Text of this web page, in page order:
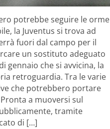
potrebbe seguire le orme
la Juventus si trova ad
fuori dal campo per il
un sostituto adeguato
gennaio che si avvicina, la
retroguardia. Tra le varie
che potrebbero portare
a muoversi sul
tramite
di […]